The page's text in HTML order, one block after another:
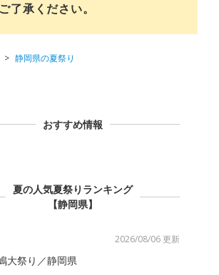
承ください。
静岡県の夏祭り
おすすめ情報
夏の人気夏祭りランキング
【静岡県】
2026/08/06 更新
大祭り／静岡県